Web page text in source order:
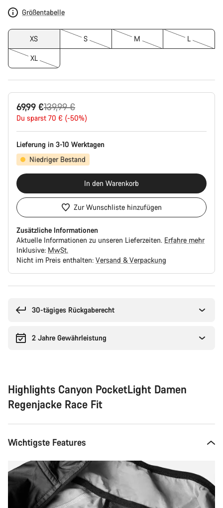
Größentabelle
XS S M L
XL
69,99 €
Ursprungspreis
139,99 €
Du sparst 70 € (-50%)
Lieferung in 3-10 Werktagen
Niedriger Bestand
In den Warenkorb
Zur Wunschliste hinzufügen
Zusätzliche Informationen
Aktuelle Informationen zu unseren Lieferzeiten. Erfahre mehr
Inklusive: MwSt.
Nicht im Preis enthalten: Versand & Verpackung
30-tägiges Rückgaberecht
2 Jahre Gewährleistung
Highlights Canyon PocketLight Damen
Regenjacke Race Fit
Wichtigste Features